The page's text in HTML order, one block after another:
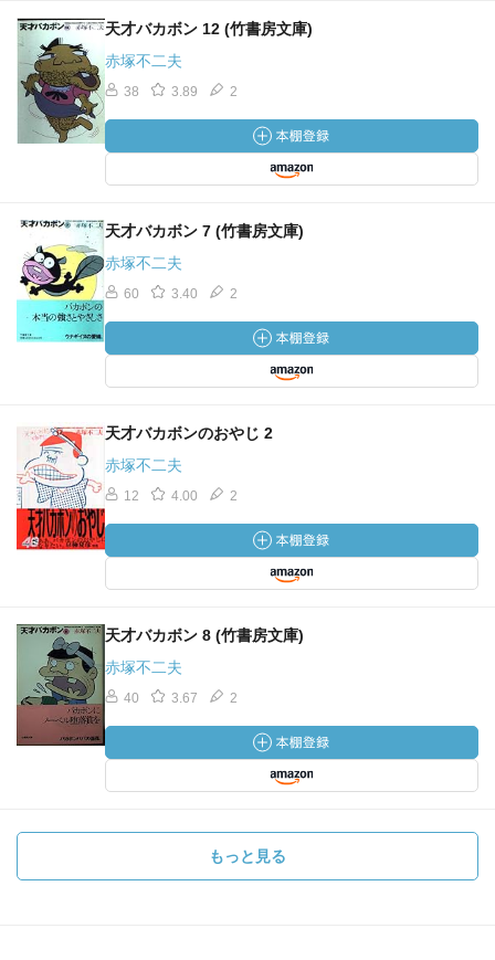
天才バカボン 12 (竹書房文庫)
赤塚不二夫
38 3.89 2
天才バカボン 7 (竹書房文庫)
赤塚不二夫
60 3.40 2
天才バカボンのおやじ 2
赤塚不二夫
12 4.00 2
天才バカボン 8 (竹書房文庫)
赤塚不二夫
40 3.67 2
もっと見る